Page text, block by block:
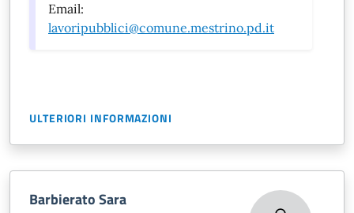
Email:
lavoripubblici@comune.mestrino.pd.it
ULTERIORI INFORMAZIONI
Barbierato Sara